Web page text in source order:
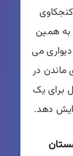
به همین
می
ماندن در
برای یک
دهد.